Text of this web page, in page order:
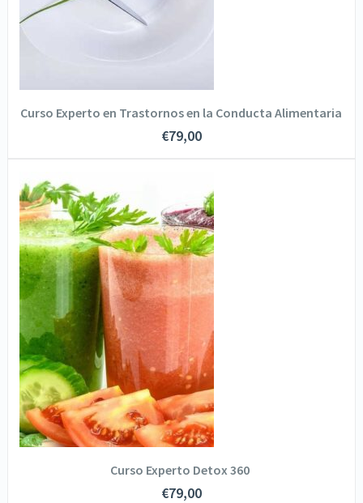
Curso Experto en Trastornos en la Conducta Alimentaria
€79,00
VER DETALLES
SOLICITA INFORMACIÓN
AÑADIR AL CARRITO
Curso Experto Detox 360
€79,00